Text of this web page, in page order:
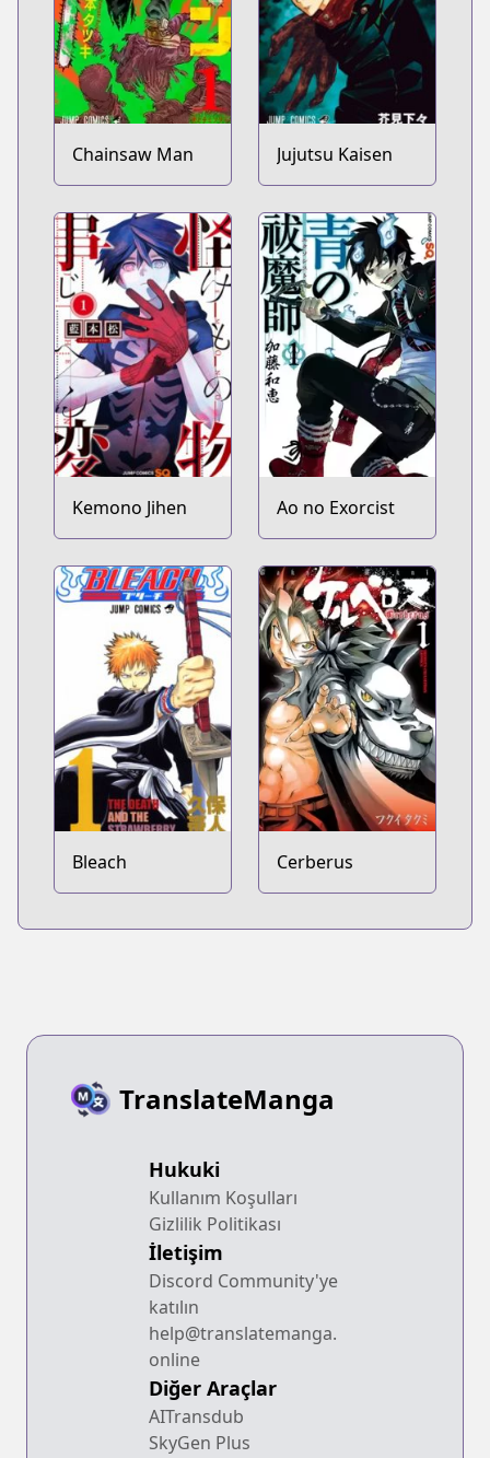
Chainsaw Man Jujutsu Kaisen
Kemono Jihen Ao no Exorcist
Bleach Cerberus
TranslateManga
Hukuki
Kullanım Koşulları
Gizlilik Politikası
İletişim
Discord Community'ye
katılın
help@translatemanga.
online
Diğer Araçlar
AITransdub
SkyGen Plus